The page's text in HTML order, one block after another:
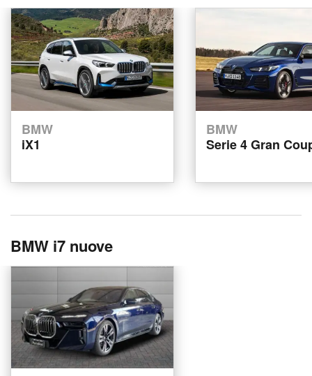
BMW
iX1
BMW
Serie 4 Gran
BMW i7 nuove